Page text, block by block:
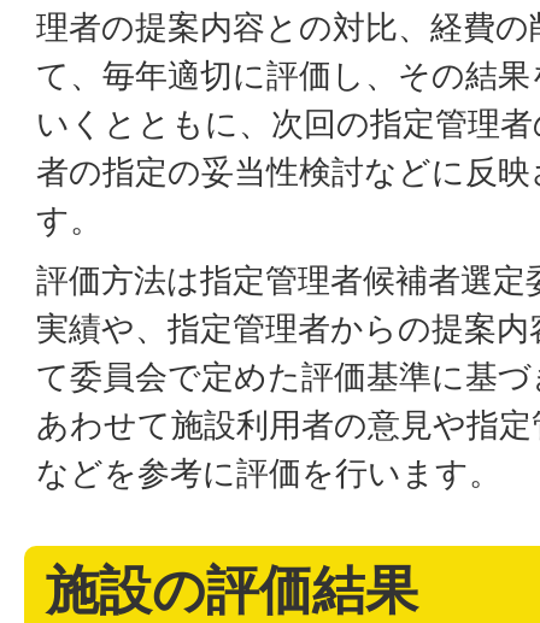
理者の提案内容との対比、経費
て、毎年適切に評価し、その結
いくとともに、次回の指定管理
者の指定の妥当性検討などに反
す。
評価方法は指定管理者候補者選
実績や、指定管理者からの提案
て委員会で定めた評価基準に基
あわせて施設利用者の意見や指
などを参考に評価を行います。
施設の評価結果